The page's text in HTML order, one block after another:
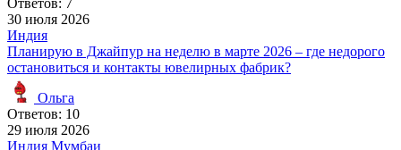
30 июля 2026
Индия
Планирую в Джайпур на неделю в марте 2026 – где недорого
остановиться и контакты ювелирных фабрик?
Ольга
Ответов: 10
29 июля 2026
Индия Мумбаи